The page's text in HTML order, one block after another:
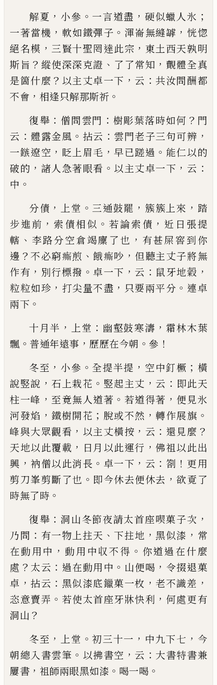
解夏 ， 小參 。 一言道盡 ， 硬似蠟人氷 ；
一著當機 ， 軟如鐵彈子 。 渾崙無縫罅 ， 恍惚
絕名模 ， 三賢十聖罔達此宗 ， 東土西天孰明
斯旨 ？ 縱使深深克證 、 了了常知 ， 覿體全真
是箇什麼 ？ 以主丈卓一下 ， 云 ：共汝問酬都
不會 ， 相逢只解那斯祈 。
復舉 ： 僧問雲門 ： 樹彫葉落時如何 ？ 門
云 ： 體露金風 。 拈云 ： 雲門老子三句可辨 ，
一鏃遼空 ， 眨上眉毛 ，早已蹉過 。 能仁以的
破的 ， 諸人急著眼看 。 以主丈卓一下 ， 云 ：
中 。
分債 ， 上堂 。 三通鼓罷 ， 簇簇上來 ， 踏
步進前 ，索債相似 。若論索債 ， 近日張提
轄 、 李路分空倉竭廩了也 ， 有甚屎窖到你
邊 ？不必窮𤺊煎 、餓𤺊吵 ， 但聽主丈子將無
作有 ， 別行標撥 。卓一下 ， 云 ： 鼠牙地糓 ，
粒粒如珍 ， 打尖量不盡 ， 只要兩平分 。 連卓
兩下 。
十月半 ， 上堂 ： 幽壑鼓寒濤 ， 霜林木葉
飄 。 普通年遠事 ， 歷歷在今朝 。 參 ！
冬至 ， 小參 。全提半提 ， 空中釘橛 ； 橫
說竪說 ， 石上栽花 。 竪起主丈 ， 云 ： 即此天
柱一峰 ， 至竟無人道著 。 若道得著 ， 便見氷
河發焰 ， 鐵樹開花 ； 脫或不然 ，轉作展旗 。
峰與大眾觀看 ， 以主丈橫按 ， 云 ： 還見麼 ？
天地以此覆載 ， 日月以此運行 ，佛祖以此出
興 ， 衲僧以此消長 。 卓一下 ， 云 ： 劄 ！ 更用
剪刀峯剪斷了也 。 即今休去便休去 ，欲覔了
時無了時 。
復舉 ： 洞山冬節夜請太首座喫菓子次 ，
乃問 ： 有一物 上拄天 、 下拄地 ，黑似漆 ， 常
在動用中 ， 動用中収不得 。 你道過在什麼
處 ？ 太云 ： 過在動用中 。 山便喝 ， 令掇退菓
卓 ，拈云 ： 黑似漆底鑞菓一枚 ， 老不識差 ，
恣意賣弄 。 若使太首座牙牀快利 ， 何處更有
洞山 ？
冬至 ， 上堂 。初三十一 ， 中九下七 ， 今
朝總入書雲筆 。 以拂書空 ， 云 ： 大書特書兼
屢書 ， 祖師兩眼黑如漆 。 喝一喝 。